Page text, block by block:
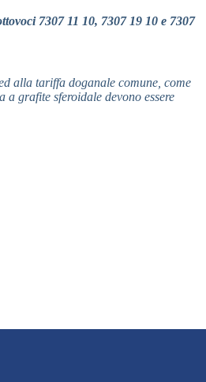
7307 11 10, 7307 19 10 e 7307
alla tariffa doganale comune, come
grafite sferoidale devono essere